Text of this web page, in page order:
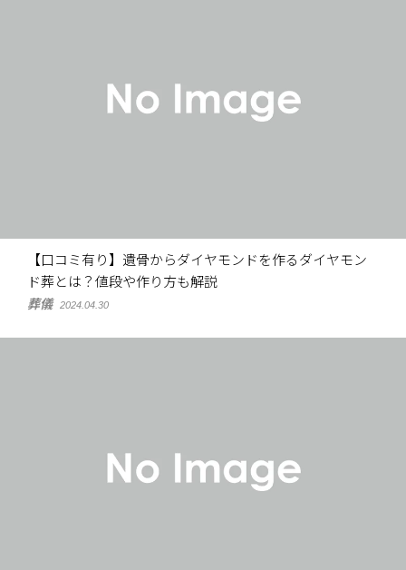
【口コミ有り】遺骨からダイヤモンドを作るダイヤモン
ド葬とは？値段や作り方も解説
葬儀 2024.04.30